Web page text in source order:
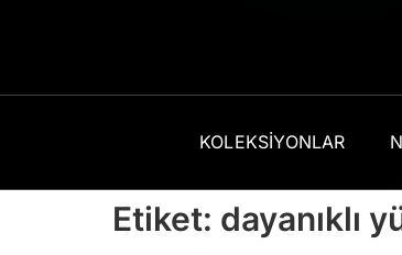
KOLEKSIYONLAR
Etiket: dayanıklı